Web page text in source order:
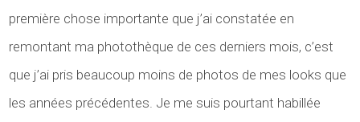
première chose importante que j’ai constatée en
remontant ma photothèque de ces derniers mois, c’est
que j’ai pris beaucoup moins de photos de mes looks que
les années précédentes. Je me suis pourtant habillée